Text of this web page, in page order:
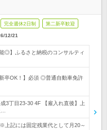
完全週休2日制 第二新卒歓迎
12/21
◎】ふるさと納税のコンサルティ
卒OK！】必須 ◎普通自動車免許
3丁目23-30 4F 【雇入れ直後】上
上記には固定残業代として月20～